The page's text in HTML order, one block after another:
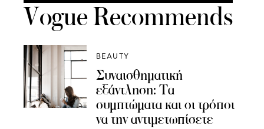
Vogue Recommends
BEAUTY
Συναισθηματική
εξάντληση: Τα
συμπτώματα και οι τρόποι
να την αντιμετωπίσετε